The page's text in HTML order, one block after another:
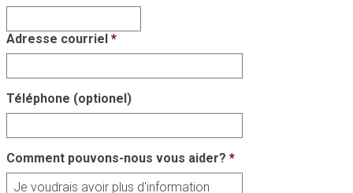
Adresse courriel *
Téléphone (optionel)
Comment pouvons-nous vous aider? *